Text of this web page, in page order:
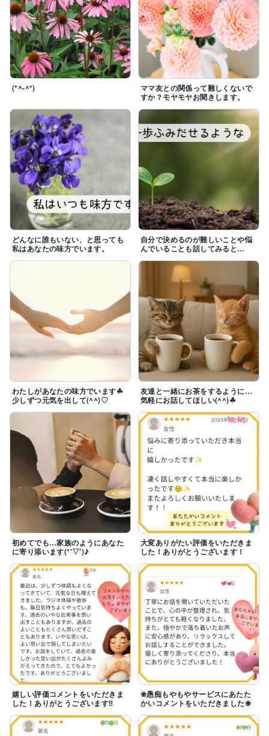
(*^-^*)
ママ友との関係って難しくないで
すか？モヤモヤお聞きします。
どんなに誰もいない、と思っても
私はあなたの味方でいます。
自分で決めるのが難しいことや悩
んでいることも話してみると…
わたしがあなたの味方でいます☘
少しずつ元気を出して(^^)♡
友達と一緒にお茶をするように…
気軽にお話してほしい(^^)☘
初めてでも…家族のようにあなた
に寄り添います(*'▽')♪
大変ありがたい評価をいただきま
した！ありがとうございます！
嬉しい評価コメントをいただきま
した！ありがとうございます‼
❀愚痴もやもやサービスにあたた
かいコメントをいただきました❀